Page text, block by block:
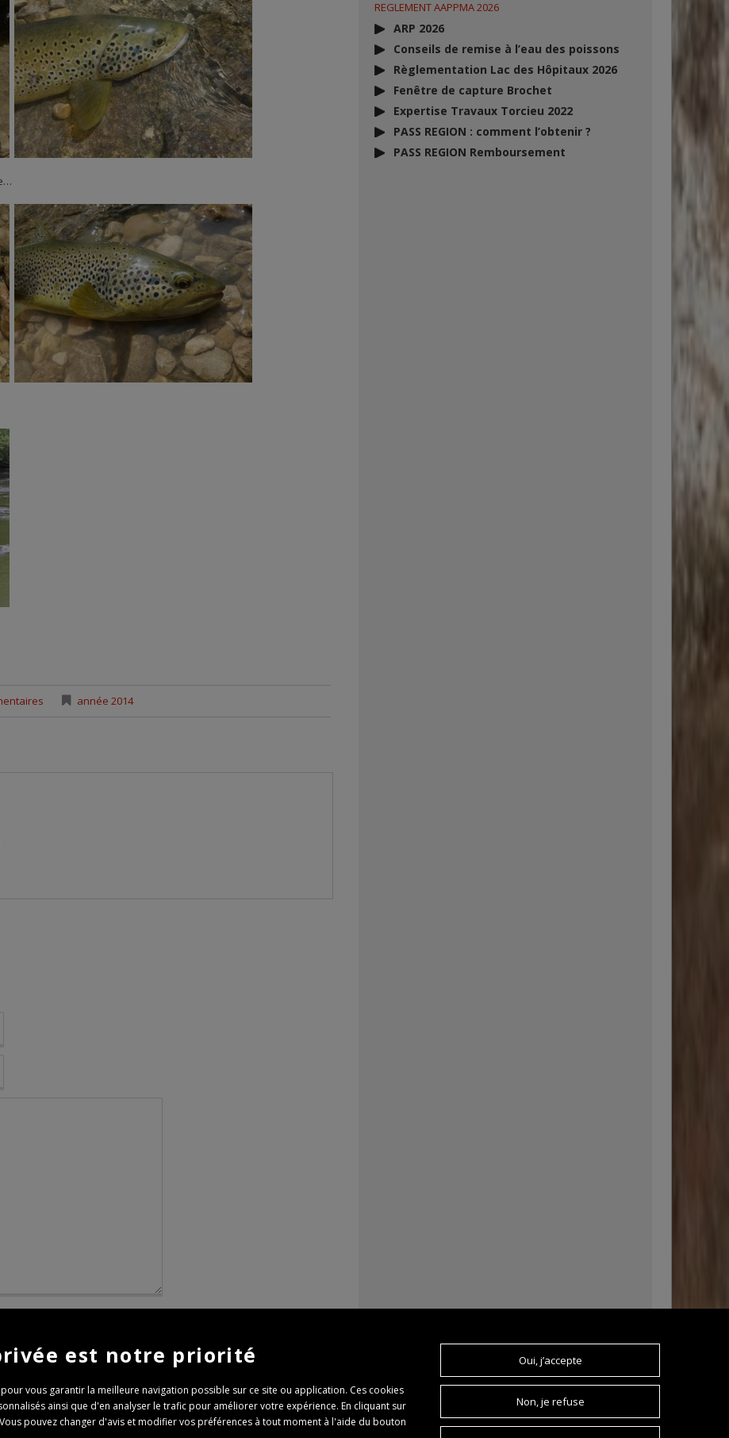
année 2014
REGLEMENT AAPPMA 2026
ARP 2026
Conseils de remise à l’eau des poissons
Règlementation Lac des Hôpitaux 2026
Fenêtre de capture Brochet
Expertise Travaux Torcieu 2022
PASS REGION : comment l’obtenir ?
PASS REGION Remboursement
est notre priorité
vous garantir la meilleure navigation possible sur ce site ou application. Ces cookies
ainsi que d'en analyser le trafic pour améliorer votre expérience. En cliquant sur
pouvez changer d'avis et modifier vos préférences à tout moment à l'aide du bouton
Oui, j’accepte
Non, je refuse